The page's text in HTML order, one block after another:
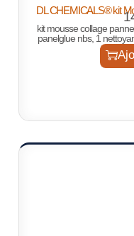
DL CHEMICALS® kit
kit mousse collage
panelglue nbs, 1